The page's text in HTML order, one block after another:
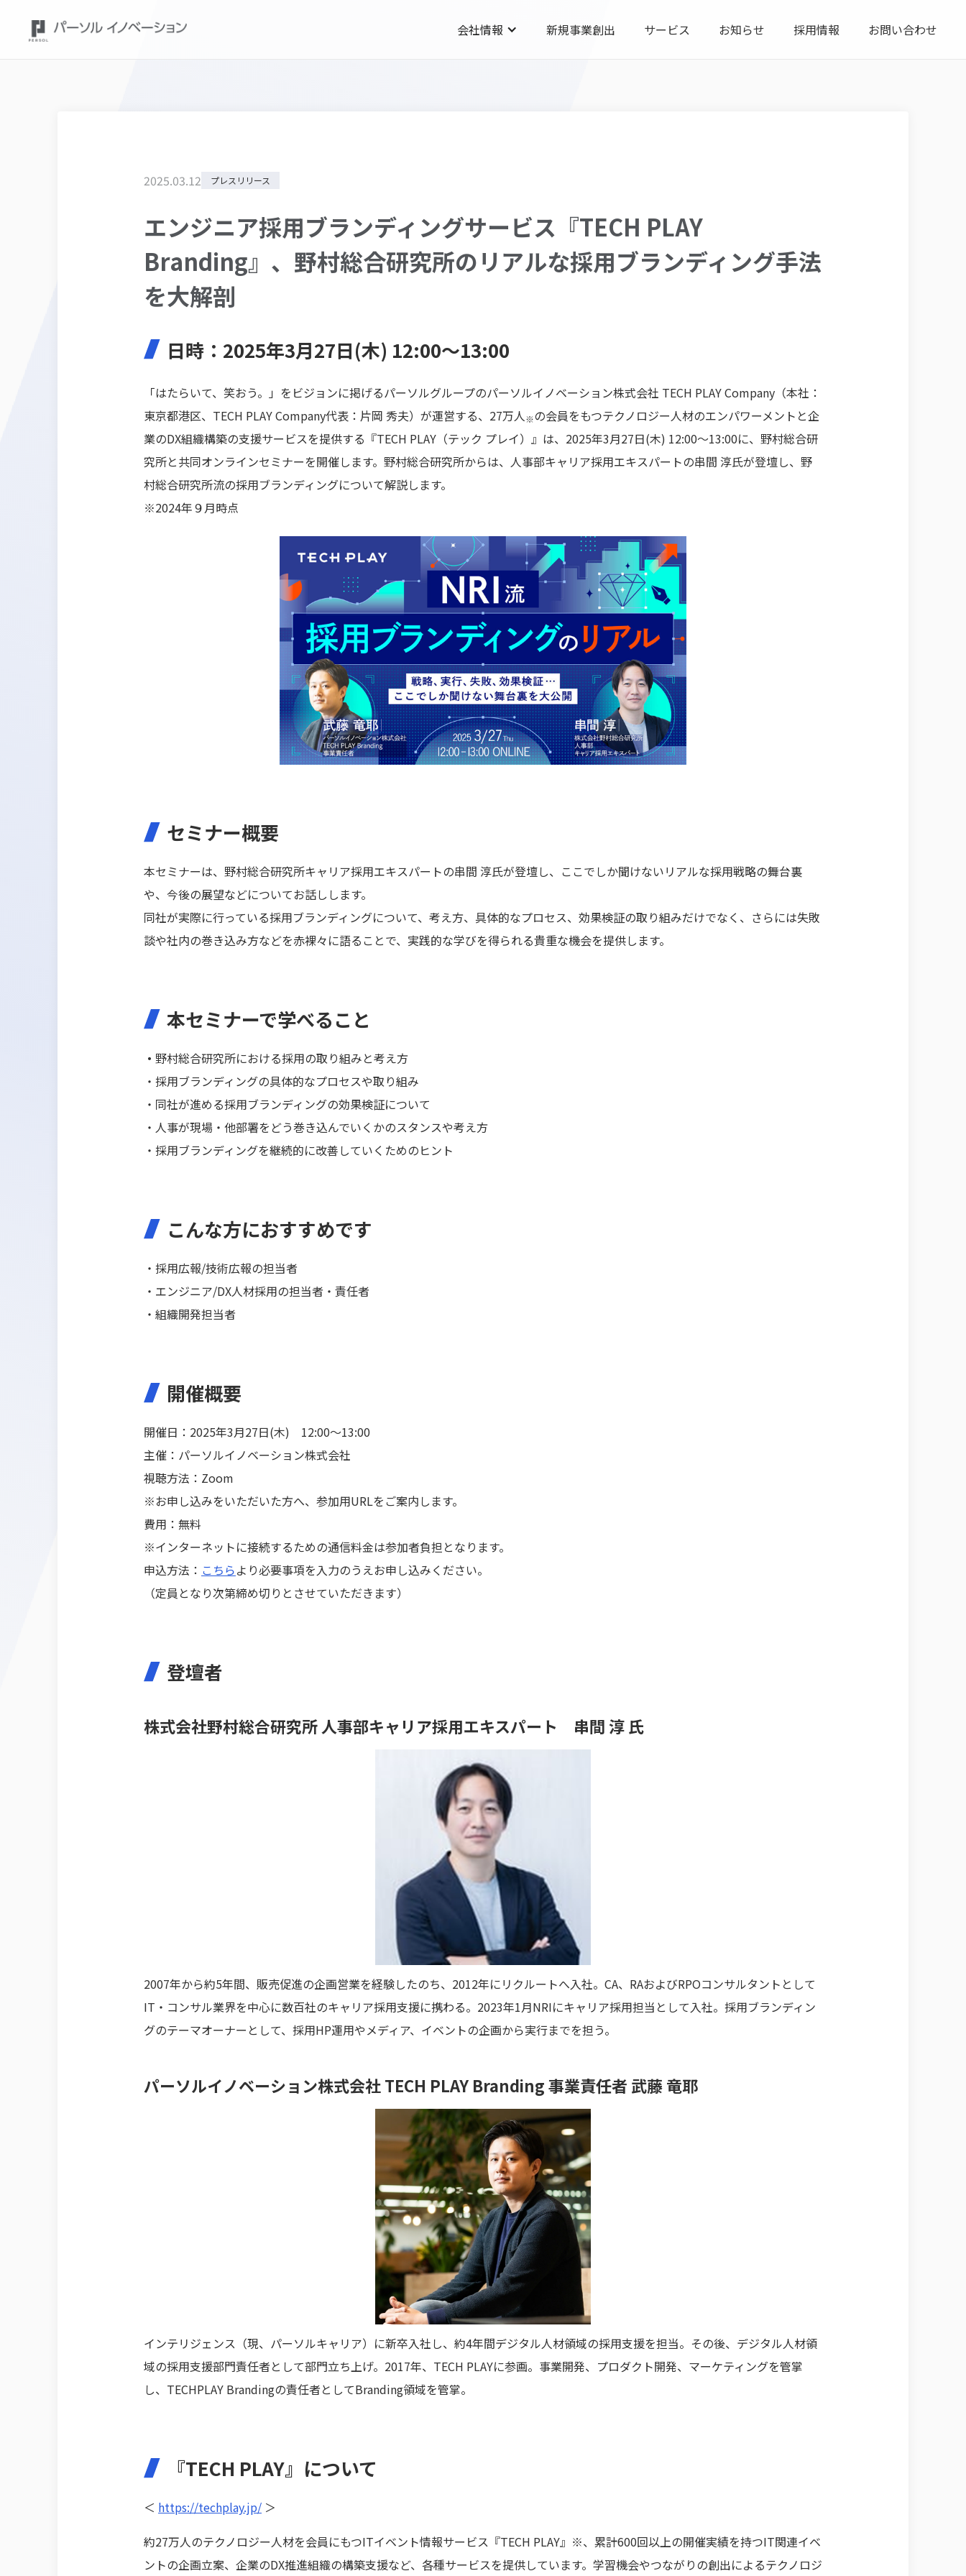
会社情報 新規事業創出 サービス お知らせ 採用情報 お問い合わせ
2025.03.12 プレスリリース
エンジニア採用ブランディングサービス『TECH PLAY
Branding』、野村総合研究所のリアルな採用ブランディング手法
を大解剖
日時：2025年3月27日(木) 12:00〜13:00
「はたらいて、笑おう。」をビジョンに掲げるパーソルグループのパーソルイノベーション株式会社 TECH PLAY Company（本社：
東京都港区、TECH PLAY Company代表：片岡 秀夫）が運営する、27万人 ※の会員をもつテクノロジー人材のエンパワーメントと企
業のDX組織構築の支援サービスを提供する『TECH PLAY（テック プレイ）』は、2025年3月27日(木) 12:00〜13:00に、野村総合研
究所と共同オンラインセミナーを開催します。野村総合研究所からは、人事部キャリア採用エキスパートの串間 淳氏が登壇し、野
村総合研究所流の採用ブランディングについて解説します。
※2024年９月時点
セミナー概要
本セミナーは、野村総合研究所キャリア採用エキスパートの串間 淳氏が登壇し、ここでしか聞けないリアルな採用戦略の舞台裏
や、今後の展望などについてお話しします。
同社が実際に行っている採用ブランディングについて、考え方、具体的なプロセス、効果検証の取り組みだけでなく、さらには失敗
談や社内の巻き込み方などを赤裸々に語ることで、実践的な学びを得られる貴重な機会を提供します。
本セミナーで学べること
・ 野村総合研究所における採用の取り組みと考え方
・採用ブランディングの具体的なプロセスや取り組み
・同社が進める採用ブランディングの効果検証について
・人事が現場・他部署をどう巻き込んでいくかのスタンスや考え方
・採用ブランディングを継続的に改善していくためのヒント
こんな方におすすめです
・採用広報/技術広報の担当者
・エンジニア/DX人材採用の担当者・責任者
・組織開発担当者
開催概要
開催日：2025年3月27日(木) 12:00〜13:00
主催：パーソルイノベーション株式会社
視聴方法：Zoom
※お申し込みをいただいた方へ、参加用URLをご案内します。
費用：無料
※インターネットに接続するための通信料金は参加者負担となります。
申込方法： こちらより必要事項を入力のうえお申し込みください。
（定員となり次第締め切りとさせていただきます）
登壇者
株式会社野村総合研究所 人事部キャリア採用エキスパート 串間 淳 氏
2007年から約5年間、販売促進の企画営業を経験したのち、2012年にリクルートへ入社。CA、RAおよびRPOコンサルタントとして
IT・コンサル業界を中心に数百社のキャリア採用支援に携わる。2023年1月NRIにキャリア採用担当として入社。採用ブランディン
グのテーマオーナーとして、採用HP運用やメディア、イベントの企画から実行までを担う。
パーソルイノベーション株式会社 TECH PLAY Branding 事業責任者 武藤 竜耶
インテリジェンス（現、パーソルキャリア）に新卒入社し、約4年間デジタル人材領域の採用支援を担当。その後、デジタル人材領
域の採用支援部門責任者として部門立ち上げ。2017年、TECH PLAYに参画。事業開発、プロダクト開発、マーケティングを管掌
し、TECHPLAY Brandingの責任者としてBranding領域を管掌。
『TECH PLAY』について
＜ https://techplay.jp/ ＞
約27万人のテクノロジー人材を会員にもつITイベント情報サービス『TECH PLAY』※、累計600回以上の開催実績を持つIT関連イベ
ントの企画立案、企業のDX推進組織の構築支援など、各種サービスを提供しています。学習機会やつながりの創出によるテクノロジ